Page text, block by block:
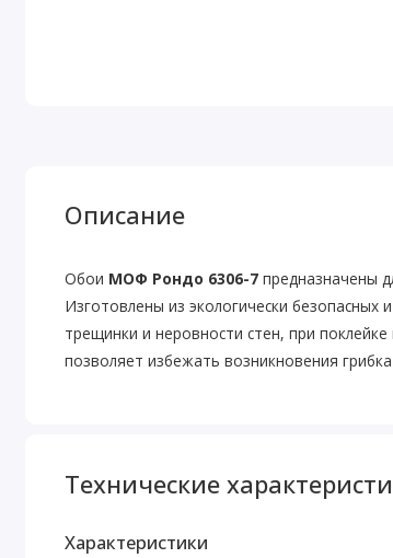
Описание
Обои МОФ Рондо 6306-7предназначены
Изготовлены из экологически
трещинки и неровности стен, при
позволяет избежать возникновения грибка
Технические
Характеристики